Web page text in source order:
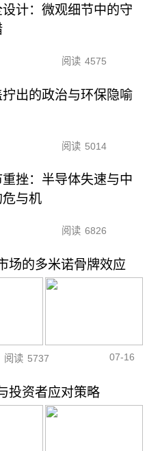
计：微观细节中的守
阅读 4575
出的政治与环保隐喻
阅读 5014
重挫：半导体失速与中
危与机
阅读 6826
场的多米诺骨牌效应
阅读 5737 07-16
投资者应对策略